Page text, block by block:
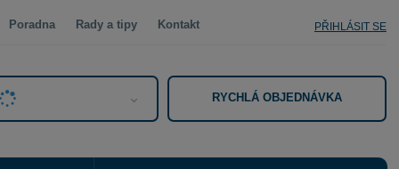
Poradna Rady a tipy Kontakt PŘIHLÁSIT SE
RYCHLÁ OBJEDNÁVKA